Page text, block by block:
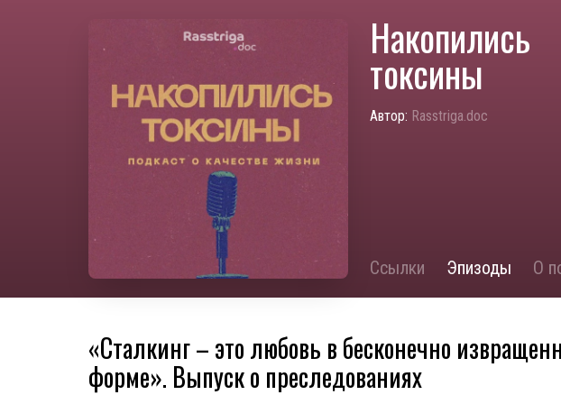
Накопились
токсины
Автор: Rasstriga.doc
Ссылки Эпизоды О
«Сталкинг – это любовь в бесконечно
форме». Выпуск о преследованиях